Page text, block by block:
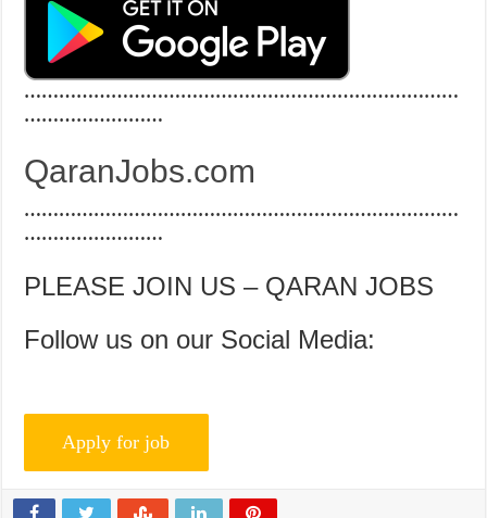
…………………………………………………………………
……………………
QaranJobs.com
…………………………………………………………………
……………………
PLEASE JOIN US – QARAN JOBS
Follow us on our Social Media: